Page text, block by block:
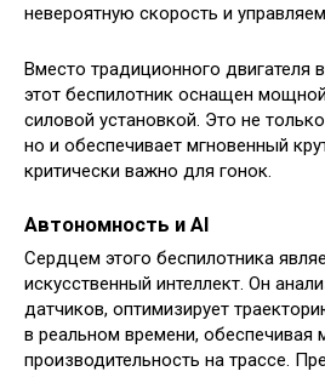
невероятную скорость и
Вместо традиционного двигателя
этот беспилотник оснащен
силовой установкой. Это не
но и обеспечивает мгновенный
критически важно для гонок.
Автономность и AI
Сердцем этого беспилотника
искусственный интеллект. Он
датчиков, оптимизирует
в реальном времени, обеспечивая
производительность на трассе.